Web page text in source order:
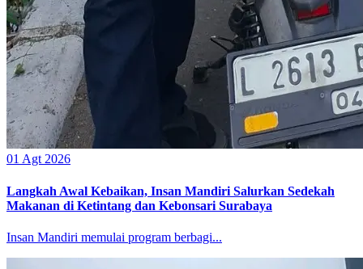
01 Agt 2026
Langkah Awal Kebaikan, Insan Mandiri Salurkan Sedekah
Makanan di Ketintang dan Kebonsari Surabaya
Insan Mandiri memulai program berbagi...